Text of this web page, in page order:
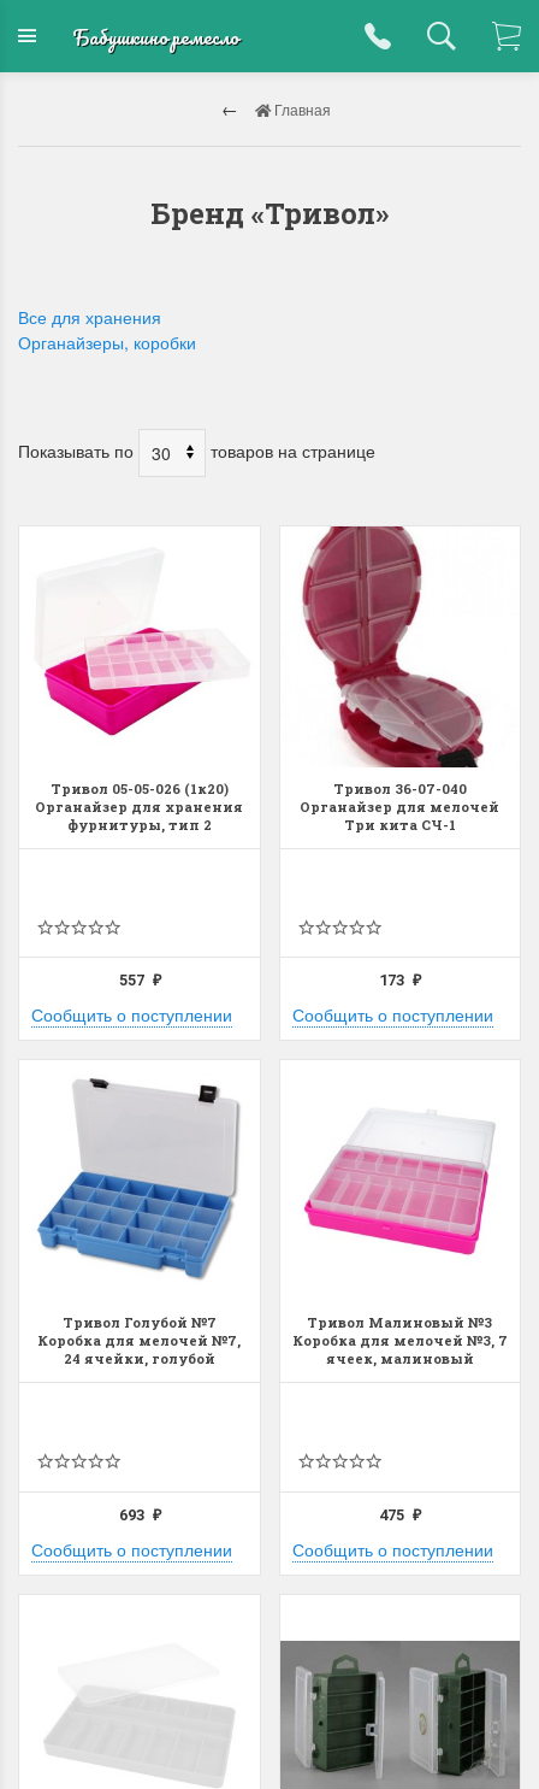
Бабушкино ремесло
Главная
Бренд «Тривол»
Все для хранения
Органайзеры, коробки
Показывать по товаров на странице
Тривол 05-05-026 (1к20)
Органайзер для хранения
фурнитуры, тип 2
557 ₽
Сообщить о поступлении
Тривол 36-07-040
Органайзер для мелочей
Три кита СЧ-1
173₽
Сообщить о поступлении
Тривол Голубой №7
Коробка для мелочей №7,
24 ячейки, голубой
693 ₽
Сообщить о поступлении
Тривол Малиновый №3
Коробка для мелочей №3, 7
ячеек, малиновый
475₽
Сообщить о поступлении